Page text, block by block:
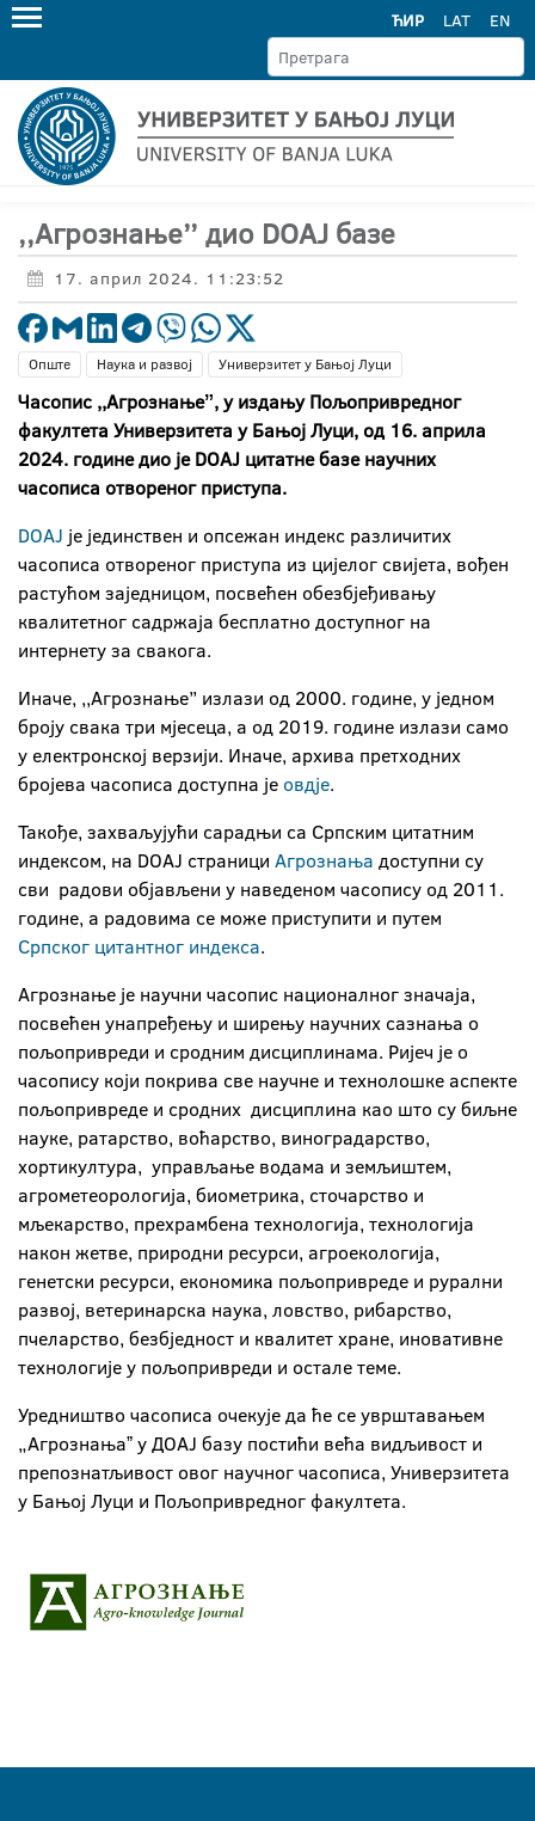
ЋИР LAT EN
,,Агрознање’’ дио DOAJ базе
17. април 2024. 11:23:52
Опште Наука и развој Универзитет у Бањој Луци
Часопис ,,Агрознањеˮ, у издању Пољопривредног
факултета Универзитета у Бањој Луци, од 16. априла
2024. године дио је DOAJ цитатне базе научних
часописа отвореног приступа.
DOAJ је јединствен и опсежан индекс различитих
часописа отвореног приступа из цијелог свијета, вођен
растућом заједницом, посвећен обезбјеђивању
квалитетног садржаја бесплатно доступног на
интернету за свакога.
Иначе, ,,Агрознање’’ излази од 2000. године, у једном
броју свака три мјесеца, а од 2019. године излази само
у електронској верзији. Иначе, архива претходних
бројева часописа доступна је овдје.
Такође, захваљујући сарадњи са Српским цитатним
индексом, на DOAJ страници Агрознања доступни су
сви радови објављени у наведеном часопису од 2011.
године, а радовима се може приступити и путем
Српског цитантног индекса.
Агрознање је научни часопис националног значаја,
посвећен унапређењу и ширењу научних сазнања о
пољопривреди и сродним дисциплинама. Ријеч је о
часопису који покрива све научне и технолошке аспекте
пољопривреде и сродних дисциплина као што су биљне
науке, ратарство, воћарство, виноградарство,
хортикултура, управљање водама и земљиштем,
агрометеорологија, биометрика, сточарство и
мљекарство, прехрамбена технологија, технологија
након жетве, природни ресурси, агроекологија,
генетски ресурси, економика пољопривреде и рурални
развој, ветеринарска наука, ловство, рибарство,
пчеларство, безбједност и квалитет хране, иновативне
технологије у пољопривреди и остале теме.
Уредништво часописа очекује да ће се уврштавањем
„Агрознањаˮ у ДОАЈ базу постићи већа видљивост и
препознатљивост овог научног часописа, Универзитета
у Бањој Луци и Пољопривредног факултета.